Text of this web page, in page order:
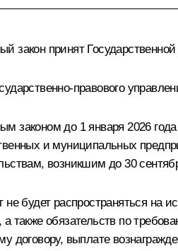
закон принят
правового
законом до 1 января 2026
и муниципальных
возникшим до 30
не будет распространяться на
а также обязательств по
договору, выплате